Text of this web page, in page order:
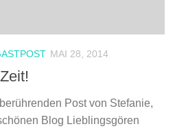
MAI 28, 2014
Post von Stefanie,
Blog Lieblingsgören